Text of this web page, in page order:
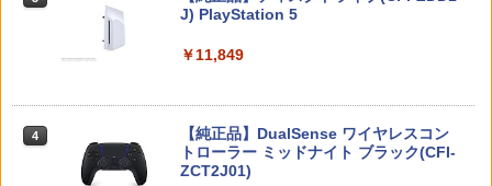
アクセサリー Nintendo Switch2 ケース
E
ゲーム機ケース ゲーム機収納ケース 収
ザ・ナイン・チャーネル -第九納骨室ー
￥3,388
【中古】 ファンタジーライフi グルグ
【中古】那由多の軌跡:改【早期予約特
￥868
￥6,864
ay】 [ (ゲーム・ミュージック) ]
￥6,864
4
ニンテンドープリペイド番号 9000円|オ
ンラインコード版
J) PlayStation 5
￥11,849
4
【純正品】DualSense ワイヤレスコン
トローラー ミッドナイト ブラック(CFI-
ZCT2J01)